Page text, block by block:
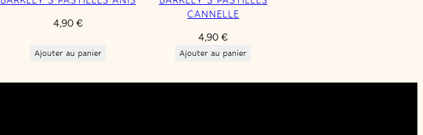
4,90 €
Ajouter au panier
CANNELLE
4,90 €
Ajouter au panier